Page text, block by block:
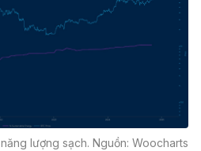
lượng sạch. Nguồn: Woocharts